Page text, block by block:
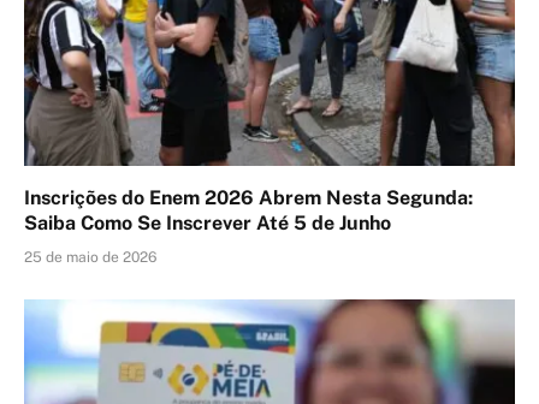
Inscrições do Enem 2026 Abrem Nesta Segunda:
Saiba Como Se Inscrever Até 5 de Junho
25 de maio de 2026